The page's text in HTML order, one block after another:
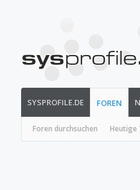
SYSPROFILE.DE FOREN
Foren durchsuchen Heutige